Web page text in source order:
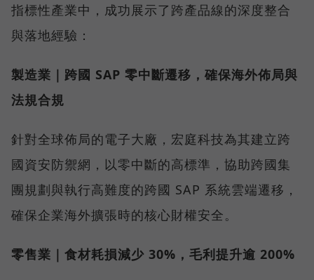
指標性產業中，成功展示了跨產品線的深度整合
與落地經驗：
製造業｜跨國 SAP 零中斷遷移，確保海外佈局與
法規合規
針對全球佈局的電子大廠，宏庭科技為其建立跨
國資安防禦網，以零中斷的高標準，協助跨國集
團規劃與執行高難度的跨國 SAP 系統雲端遷移，
確保企業海外擴張時的核心財權安全。
零售業｜食材耗損減少 30%，毛利提升逾 200%